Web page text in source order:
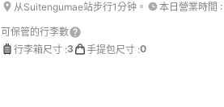
从Suitengumae站步行1分钟。 本日營業時間 :
可保管的行李數
行李箱尺寸 :3 手提包尺寸 :0